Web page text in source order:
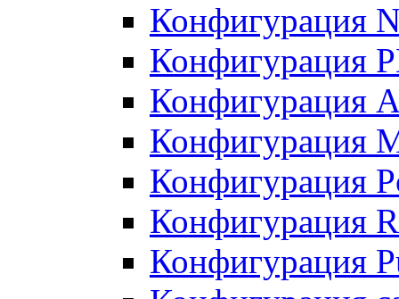
Конфигурация
Конфигурация
Конфигурация
Конфигурация
Конфигурация
Конфигурация
Конфигурация